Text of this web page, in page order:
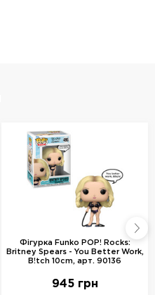
Фігурка Funko POP! Rocks:
Britney Spears - You Better Work,
B!tch 10cm, арт. 90136
945 грн